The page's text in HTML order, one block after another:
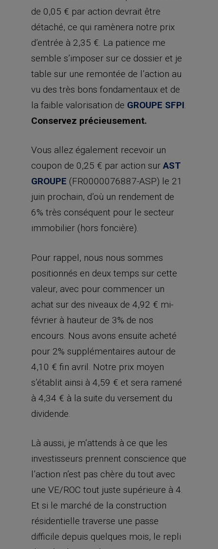
de 0,05 € par action devrait être
détaché, ce qui ramènera notre prix
d’entrée à 2,35 €. La patience me
semble s’imposer sur ce dossier et je
table sur une remontée de l’action au
vu des très bons fondamentaux et de
la faible valorisation de GROUPE SFPI.
Conservez précieusement.
Vous allez également recevoir un
coupon de 0,25 € par action surAST
GROUPE (FR0000076887-ASP) le 21
juin prochain, d’où un rendement de
6% très conséquent pour le secteur
immobilier (hors foncière).
Pour rappel, nous nous sommes
positionnés en deux temps sur cette
valeur, avec pour commencer un
achat sur des niveaux de 4,92 € mi-
février à hauteur de 3% de nos
encours. Nous avons ensuite acheté
pour 2% supplémentaires autour de
4,10 € fin avril. Notre prix moyen
s’établit ainsi à 4,59 € et sera ramené
à 4,34 € à la suite du versement du
dividende.
Là aussi, je m’attends à ce que les
investisseurs prennent conscience que
l’action n’est pas chère du tout avec
une VE/ROC tout juste supérieure à 4.
Et si le marché de la construction
résidentielle traverse une passe
difficile depuis quelques mois, le repli